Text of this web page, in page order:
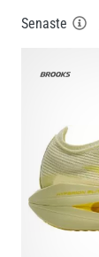
Senaste